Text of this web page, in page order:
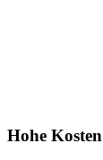
Hohe Kosten